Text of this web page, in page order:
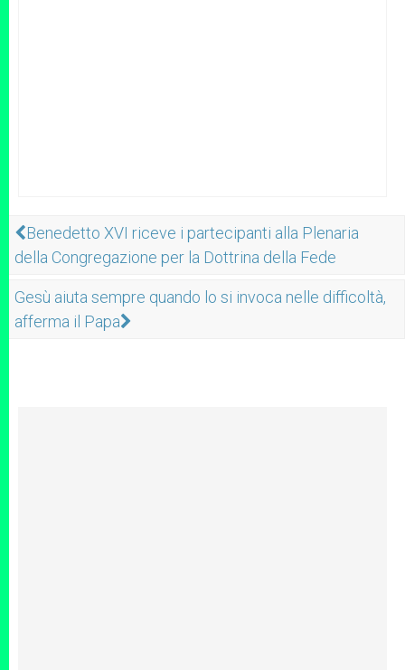
Benedetto XVI riceve i partecipanti alla Plenaria
della Congregazione per la Dottrina della Fede
Gesù aiuta sempre quando lo si invoca nelle difficoltà,
afferma il Papa